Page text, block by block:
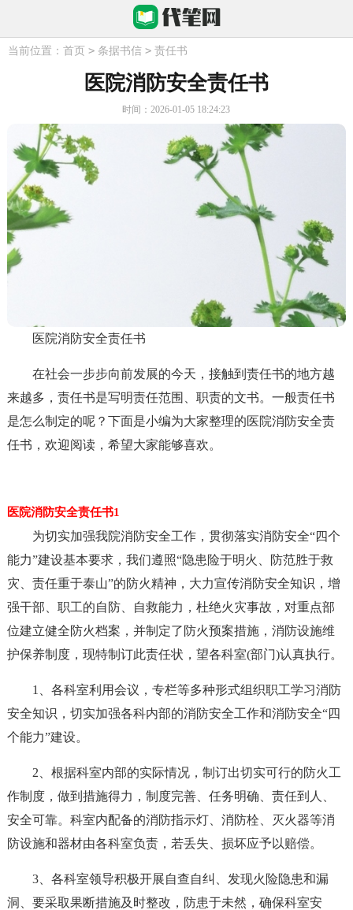
当前位置： 首页 > 条据书信 > 责任书
医院消防安全责任书
时间：2026-01-05 18:24:23
医院消防安全责任书
在社会一步步向前发展的今天，接触到责任书的地方越
来越多，责任书是写明责任范围、职责的文书。一般责任书
是怎么制定的呢？下面是小编为大家整理的医院消防安全责
任书，欢迎阅读，希望大家能够喜欢。
医院消防安全责任书1
为切实加强我院消防安全工作，贯彻落实消防安全“四个
能力”建设基本要求，我们遵照“隐患险于明火、防范胜于救
灾、责任重于泰山”的防火精神，大力宣传消防安全知识，增
强干部、职工的自防、自救能力，杜绝火灾事故，对重点部
位建立健全防火档案，并制定了防火预案措施，消防设施维
护保养制度，现特制订此责任状，望各科室(部门)认真执行。
1、各科室利用会议，专栏等多种形式组织职工学习消防
安全知识，切实加强各科内部的消防安全工作和消防安全“四
个能力”建设。
2、根据科室内部的实际情况，制订出切实可行的防火工
作制度，做到措施得力，制度完善、任务明确、责任到人、
安全可靠。科室内配备的消防指示灯、消防栓、灭火器等消
防设施和器材由各科室负责，若丢失、损坏应予以赔偿。
3、各科室领导积极开展自查自纠、发现火险隐患和漏
洞、要采取果断措施及时整改，防患于未然，确保科室安